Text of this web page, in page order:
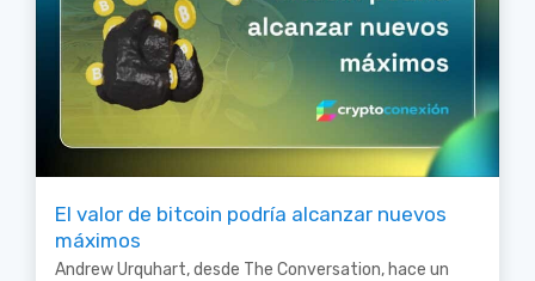
El valor de bitcoin podría alcanzar nuevos
máximos
Andrew Urquhart, desde The Conversation, hace un